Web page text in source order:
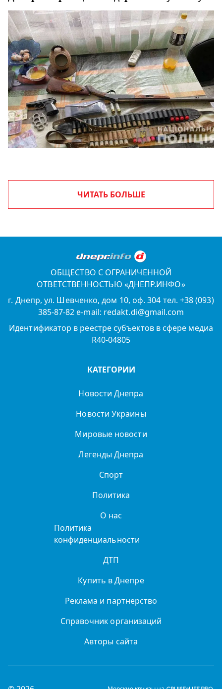
ЧИТАТЬ БОЛЬШЕ
ОБЩЕСТВО С ОГРАНИЧЕННОЙ
ОТВЕТСТВЕННОСТЬЮ «ДНЕПР.ИНФО»
г. Днепр, ул. Шевченко, дом 10, оф. 304 тел. +38 (093)
385-87-82 e-mail: redakt.di@gmail.com
Идентификатор в реестре субъектов в сфере медиа
R40-04805
КАТЕГОРИИ
Новости Днепра
Новости Украины
Мировые новости
Легенды Днепра
Спорт
Политика
О нас
Политика
конфиденциальности
ДТП
Купить в Днепре
Реклама и партнерство
Справочник организаций
Авторы сайта